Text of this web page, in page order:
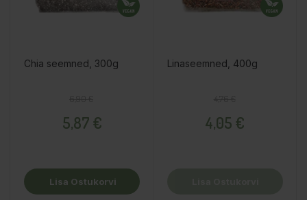
Chia seemned, 300g
5,87 €
Lisa Ostukorvi
Linaseemned, 400g
4,05 €